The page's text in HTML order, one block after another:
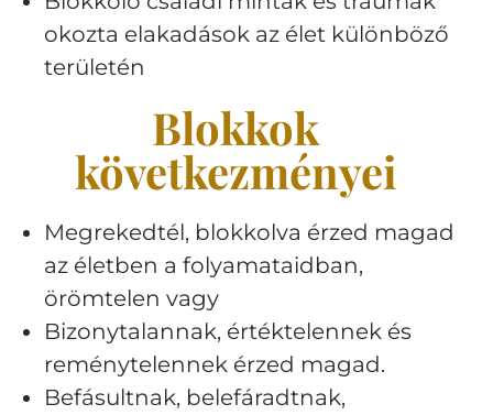
okozta elakadások az élet különböző
területén
Blokkok
következményei
Megrekedtél, blokkolva érzed magad
az életben a folyamataidban,
örömtelen vagy
Bizonytalannak, értéktelennek és
reménytelennek érzed magad.
Befásultnak, belefáradtnak,